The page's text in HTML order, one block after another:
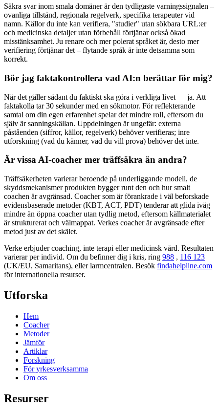
Säkra svar inom smala domäner är den tydligaste varningssignalen –
ovanliga tillstånd, regionala regelverk, specifika terapeuter vid
namn. Källor du inte kan verifiera, "studier" utan sökbara URL:er
och medicinska detaljer utan förbehåll förtjänar också ökad
misstänksamhet. Ju renare och mer polerat språket är, desto mer
verifiering förtjänar det – flytande språk är inte detsamma som
korrekt.
Bör jag faktakontrollera vad AI:n berättar för mig?
När det gäller sådant du faktiskt ska göra i verkliga livet — ja. Att
faktakolla tar 30 sekunder med en sökmotor. För reflekterande
samtal om din egen erfarenhet spelar det mindre roll, eftersom du
själv är sanningskällan. Uppdelningen är ungefär: externa
påståenden (siffror, källor, regelverk) behöver verifieras; inre
utforskning (vad du känner, vad du vill prova) behöver det inte.
Är vissa AI-coacher mer träffsäkra än andra?
Träffsäkerheten varierar beroende på underliggande modell, de
skyddsmekanismer produkten bygger runt den och hur smalt
coachen är avgränsad. Coacher som är förankrade i väl beforskade
evidensbaserade metoder (KBT, ACT, PDT) tenderar att glida iväg
mindre än öppna coacher utan tydlig metod, eftersom källmaterialet
är strukturerat och välmappat. Verkes coacher är avgränsade efter
metod just av det skälet.
Verke erbjuder coaching, inte terapi eller medicinsk vård. Resultaten
varierar per individ. Om du befinner dig i kris, ring 988 , 116 123
(UK/EU, Samaritans), eller larmcentralen. Besök findahelpline.com
för internationella resurser.
Utforska
Hem
Coacher
Metoder
Jämför
Artiklar
Forskning
För yrkesverksamma
Om oss
Resurser